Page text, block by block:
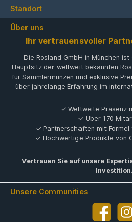
Standort
Über uns
Ihr vertrauensvoller
Die Rosland GmbH in München
Hauptsitz der weltweit bekannten
für Sammlermünzen und exklusive
über jahrelange Erfahrung im
✓ Weltweite Präsenz
✓ Über 170
✓ Partnerschaften mit Formel
✓ Hochwertige Produkte von
Vertrauen Sie auf unsere
Investition.
Unsere Communities
Facebook